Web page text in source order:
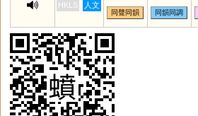
HKLS
人文
同聲同韻 同韻同調